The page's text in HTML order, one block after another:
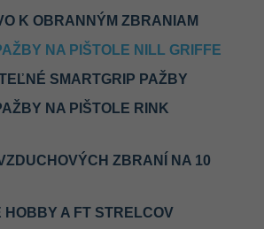
K OBRANNÝM ZBRANIAM
NA PIŠTOLE NILL GRIFFE
SMARTGRIP PAŽBY
NA PIŠTOLE RINK
ZBRANÍ NA 10
HOBBY A FT STRELCOV